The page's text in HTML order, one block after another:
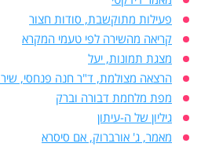
פעילות מתוקשבת, סודות חצור
קריאה מהשירה לפי טעמי המקרא
מצגת תמונות, יעל
הרצאה מצולמת, ד"ר חנה פנחסי,
מפת מלחמת דבורה וברק
גיליון של ה-עיתון
מאמר, ג' אורברוק, אם סיסרא